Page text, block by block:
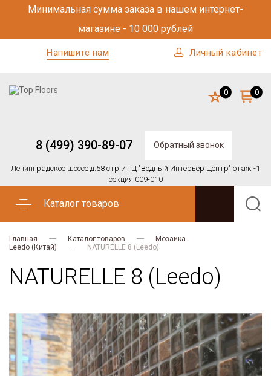
Минимальная сумма заказа в нашем интернет-
магазине - 10 000 рублей
Напишите нам Личный кабинет
8 (499) 390-89-07 Обратный звонок
Ленинградское шоссе д.58 стр.7,ТЦ "Водный Интерьер Центр",этаж -1
секция 009-010
0 0
Каталог товаров
Главная Каталог товаров
Мозаика
Leedo (Китай)
NATURELLE 8 (Leedo)
NATURELLE 8 (Leedo)